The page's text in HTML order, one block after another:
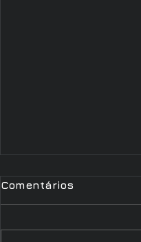
Comentários